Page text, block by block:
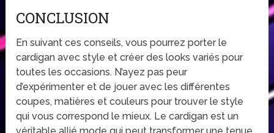
CONCLUSION
En suivant ces conseils, vous pourrez porter le
cardigan avec style et créer des looks variés pour
toutes les occasions. N’ayez pas peur
d’expérimenter et de jouer avec les différentes
coupes, matières et couleurs pour trouver le style
qui vous correspond le mieux. Le cardigan est un